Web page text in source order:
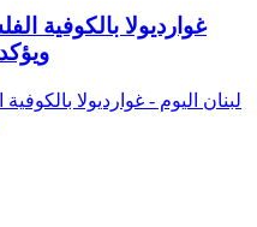
غوارديولا بالكوفية